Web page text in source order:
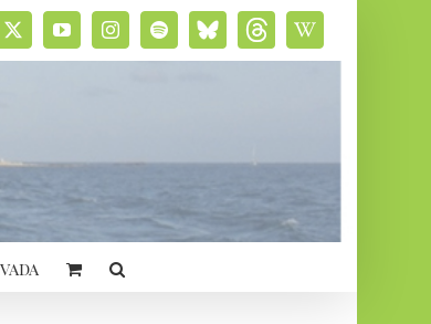
X YouTubeInstagramSpotifyBluesky
social
ThreadsWikipedia